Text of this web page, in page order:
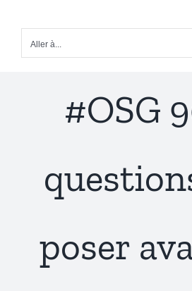
contenuAller à...
#OSG
poser